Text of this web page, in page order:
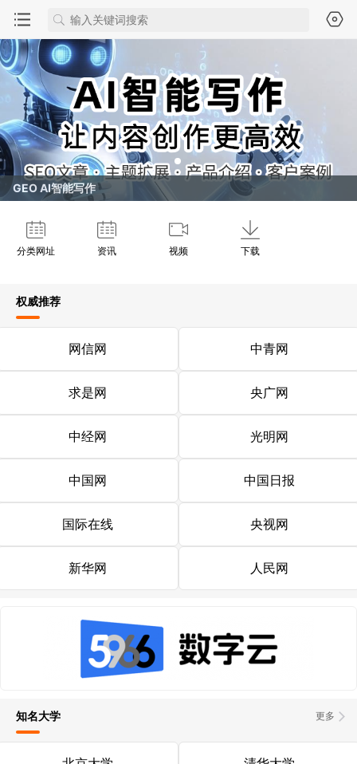
GEO AI智能写作
分类网址 资讯 视频 下载
权威推荐
网信网 中青网
求是网 央广网
中经网 光明网
中国网 中国日报
国际在线 央视网
新华网 人民网
更多
知名大学